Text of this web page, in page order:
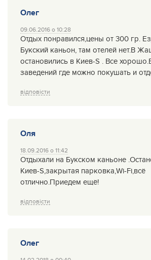
Олег
09.06.2016 о 10:28
Отдых понравился,цены от 300 гр.
Букский каньон, там отелей нет.В
остановились в Киев-S . Все
заведений где можно покушать и
відповісти
Оля
18.09.2016 о 11:42
Отдыхали на Букском каньоне
Киев-S,закрытая парковка,Wi-Fi,всё
отлично.Приедем ещё!
відповісти
Олег